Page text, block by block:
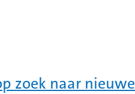
zoek naar nieuwe